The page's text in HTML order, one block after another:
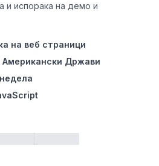
и испорака на демо и
на веб страници
Држави